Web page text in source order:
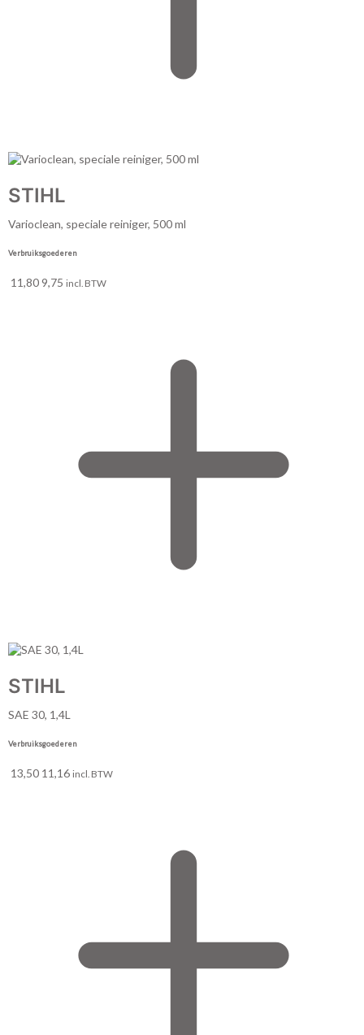
STIHL
Varioclean, speciale reiniger, 500 ml
Verbruiksgoederen
11,809,75 incl. BTW
STIHL
SAE 30, 1,4L
Verbruiksgoederen
13,50 11,16 incl. BTW